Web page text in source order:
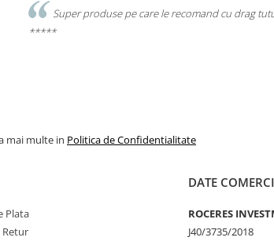
Super produse pe care le recomand cu drag
*****
mai multe in Politica de Confidentialitate
Plata
Retur
DATE
ROCERES
J40/3735/2018